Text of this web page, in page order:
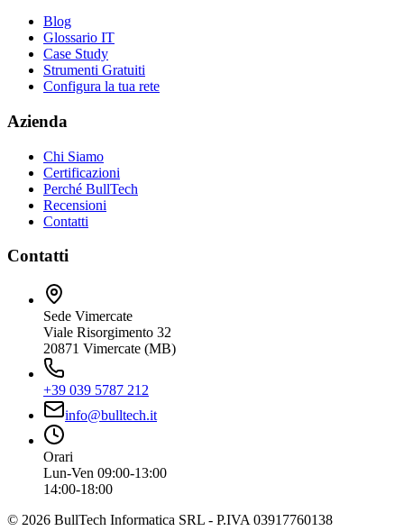
Blog
Glossario IT
Case Study
Strumenti Gratuiti
Configura la tua rete
Azienda
Chi Siamo
Certificazioni
Perché BullTech
Recensioni
Contatti
Contatti
Sede Vimercate
Viale Risorgimento 32
20871 Vimercate (MB)
+39 039 5787 212
info@bulltech.it
Orari
Lun-Ven 09:00-13:00
14:00-18:00
© 2026 BullTech Informatica SRL - P.IVA 03917760138